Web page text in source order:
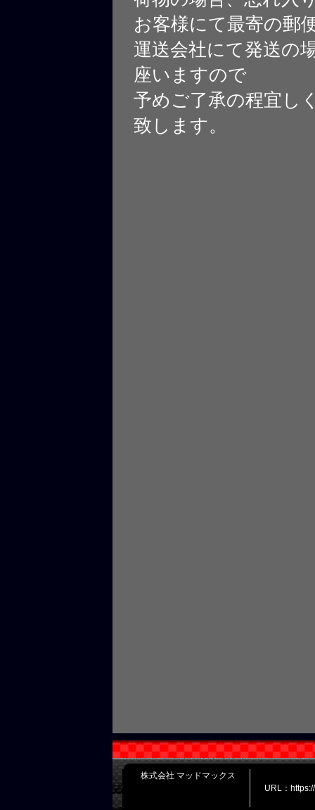
お客様にて最寄の郵
運送会社にて発送の
座いますので
予めご了承の程宜し
致します。
株式会社 マッドマックス
URL：